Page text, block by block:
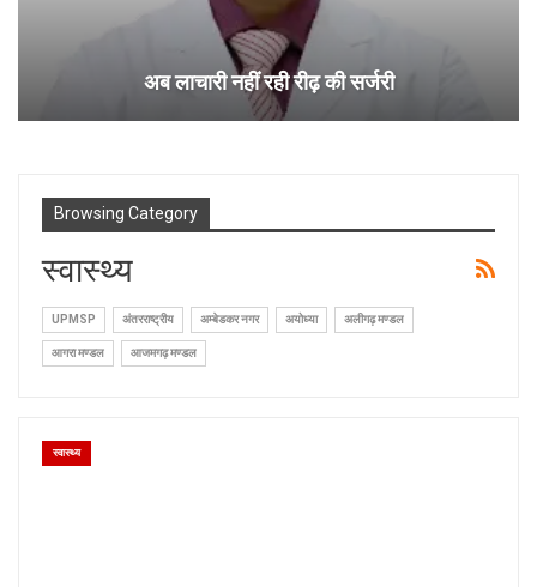
अब लाचारी नहीं रही रीढ़ की सर्जरी
Browsing Category
स्वास्थ्य
UPMSP अंतरराष्ट्रीय अम्बेडकर नगर अयोध्या अलीगढ़ मण्डल
आगरा मण्डल आजमगढ़ मण्डल
स्वास्थ्य